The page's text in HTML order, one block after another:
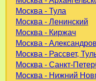
Москва - Тула
Москва - Ленинский
Москва - Киржач
Москва - Александров
Москва - Рассвет,
Москва - Санкт-
Москва - Нижний